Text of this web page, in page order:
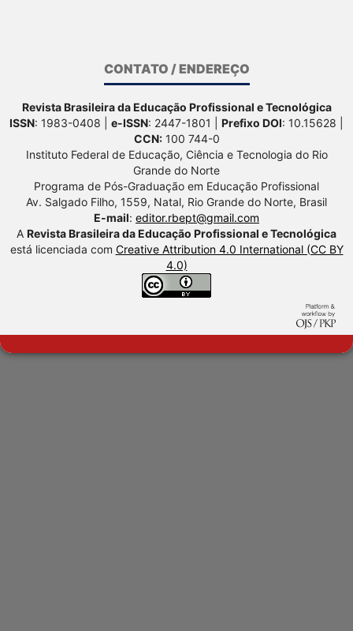
CONTATO / ENDEREÇO
Revista Brasileira da Educação Profissional e Tecnológica
ISSN: 1983-0408 | e-ISSN: 2447-1801 | Prefixo DOI: 10.15628 |
CCN:100 744-0
Instituto Federal de Educação, Ciência e Tecnologia do Rio
Grande do Norte
Programa de Pós-Graduação em Educação Profissional
Av. Salgado Filho, 1559, Natal, Rio Grande do Norte, Brasil
E-mail: editor.rbept@gmail.com
A Revista Brasileira da Educação Profissional e Tecnológica
está licenciada com Creative Attribution 4.0 International (CC BY
4.0)